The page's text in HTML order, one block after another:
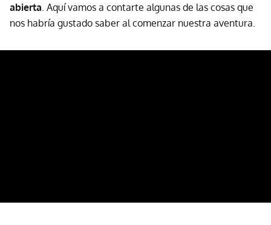
abierta . Aquí vamos a contarte algunas de las cosas que
nos habría gustado saber al comenzar nuestra aventura.